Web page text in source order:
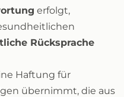
erfolgt,
Rücksprache
Haftung für
übernimmt, die aus